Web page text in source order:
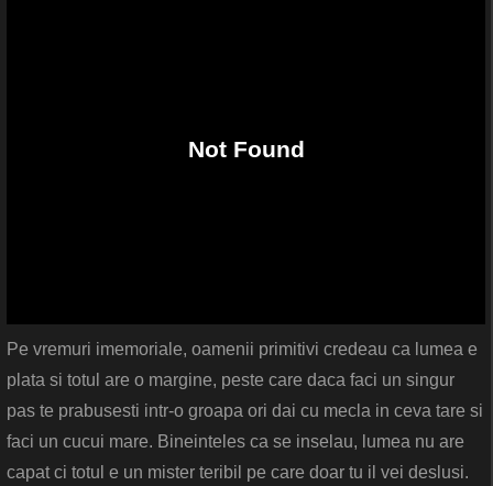
Pe vremuri imemoriale, oamenii primitivi credeau ca lumea e
plata si totul are o margine, peste care daca faci un singur
pas te prabusesti intr-o groapa ori dai cu mecla in ceva tare si
faci un cucui mare. Bineinteles ca se inselau, lumea nu are
capat ci totul e un mister teribil pe care doar tu il vei deslusi.